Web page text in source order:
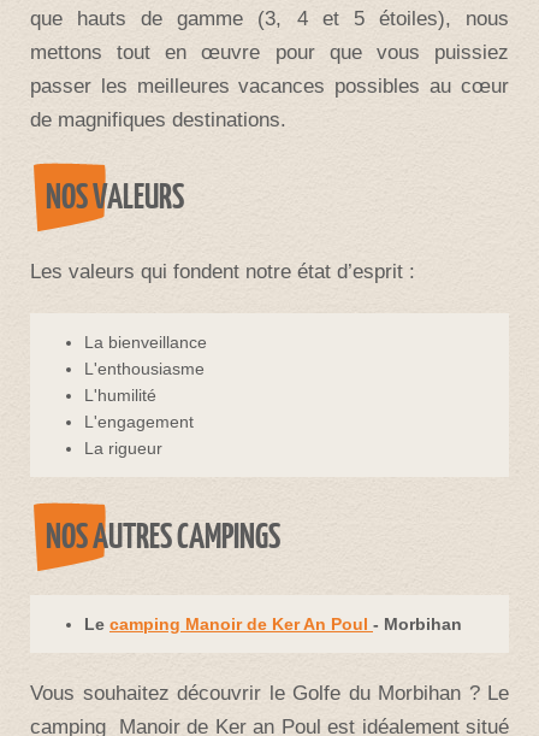
que hauts de gamme (3, 4 et 5 étoiles), nous
mettons tout en œuvre pour que vous puissiez
passer les meilleures vacances possibles au cœur
de magnifiques destinations.
NOS VALEURS
Les valeurs qui fondent notre état d’esprit :
La bienveillance
L'enthousiasme
L'humilité
L'engagement
La rigueur
NOS AUTRES CAMPINGS
Le camping Manoir de Ker An Poul - Morbihan
Vous souhaitez découvrir le Golfe du Morbihan ? Le
camping Manoir de Ker an Poul est idéalement situé